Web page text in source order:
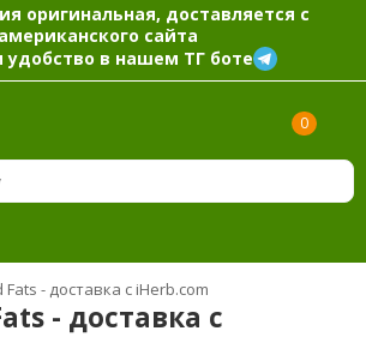
оригинальная, доставляется с
американского сайта
удобство в нашем ТГ боте
0
Fats - доставка с iHerb.com
- доставка с